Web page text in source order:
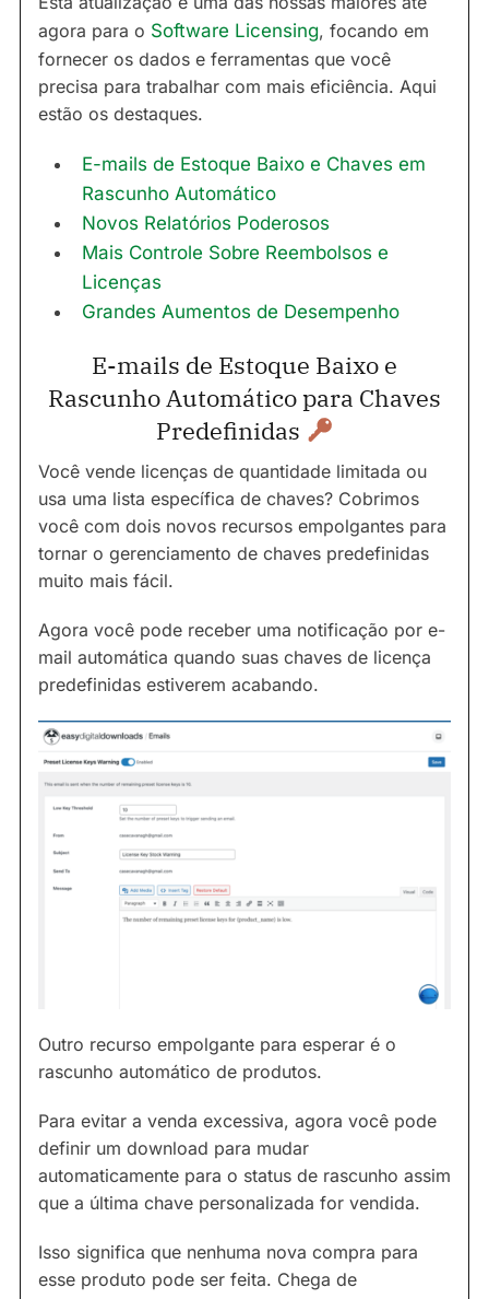
agora para o Software Licensing, focando em
fornecer os dados e ferramentas que você
precisa para trabalhar com mais eficiência. Aqui
estão os destaques.
E-mails de Estoque Baixo e Chaves em
Rascunho Automático
Novos Relatórios Poderosos
Mais Controle Sobre Reembolsos e
Licenças
Grandes Aumentos de Desempenho
E-mails de Estoque Baixo e
Rascunho Automático para Chaves
Predefinidas
Você vende licenças de quantidade limitada ou
usa uma lista específica de chaves? Cobrimos
você com dois novos recursos empolgantes para
tornar o gerenciamento de chaves predefinidas
muito mais fácil.
Agora você pode receber uma notificação por e-
mail automática quando suas chaves de licença
predefinidas estiverem acabando.
Outro recurso empolgante para esperar é o
rascunho automático de produtos.
Para evitar a venda excessiva, agora você pode
definir um download para mudar
automaticamente para o status de rascunho assim
que a última chave personalizada for vendida.
Isso significa que nenhuma nova compra para
esse produto pode ser feita. Chega de